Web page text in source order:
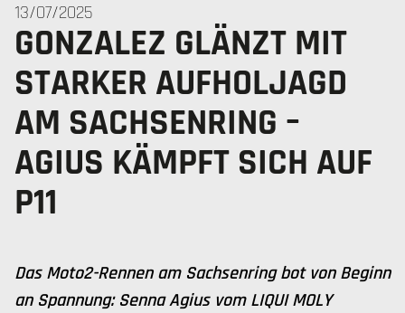
13/07/2025
GONZALEZ GLÄNZT MIT
STARKER AUFHOLJAGD
AM SACHSENRING –
AGIUS KÄMPFT SICH AUF
P11
Das Moto2-Rennen am Sachsenring bot von Beginn
an Spannung: Senna Agius vom LIQUI MOLY